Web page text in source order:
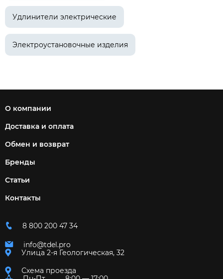
Удлинители электрические
Электроустановочные изделия
О компании
Доставка и оплата
Обмен и возврат
Бренды
Статьи
Контакты
8 800 200 47 34
info@tdel.pro
Улица 2-я Геологическая, 32
Схема проезда